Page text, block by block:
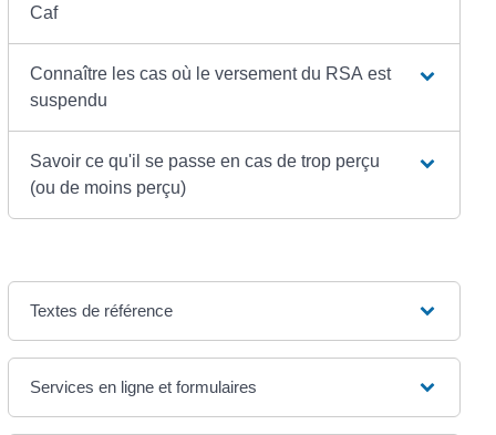
Caf
Connaître les cas où le versement du RSA est
suspendu
Savoir ce qu'il se passe en cas de trop perçu
(ou de moins perçu)
Textes de référence
Services en ligne et formulaires